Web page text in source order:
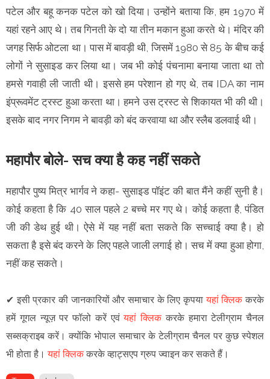
पटेल और बहू कनक पटेल को खो दिया। उन्होंने बताया कि, हम 1970 में
यहां रहने आए थे। तब गिनती के दो या तीन मकान हुआ करते थे। मंदिर की
जगह सिर्फ ओटला था। पास में बावड़ी थी, जिसमें 1980 से 85 के बीच कई
लोगों ने सुसाइड कर लिया था। जब भी कोई पंचनामा बनाया जाता था तो
हमसे गवाही ली जाती थी। इससे हम परेशान हो गए थे, तब IDA का नाम
इंप्रूवमेंट ट्रस्ट हुआ करता था। हमने उस ट्रस्ट से शिकायत भी की थी।
इसके बाद नगर निगम ने बावड़ी को बंद करवाया था और स्लैब डलवाई थी।
महापौर बोले- सच क्या है कह नहीं सकते
महापौर पुष्य मित्र भार्गव ने कहा- सुसाइड पॉइंट की बात मैंने कहीं सुनी है।
कोई कहता है कि 40 साल पहले 2 बच्चे मर गए थे। कोई कहता है, पंडित
जी की डेथ हुई थी। ऐसे में यह नहीं बता सकते कि सच्चाई क्या है। हो
सकता है इसे बंद करने के लिए पहले जाली लगाई हो। सच में क्या हुआ होगा,
नहीं कह सकते।
✔ इसी प्रकार की जानकारियों और समाचार के लिए कृपयायहां क्लिक करके
हमें गूगल न्यूज़ पर फॉलो करें एवंयहां क्लिक करके हमारा टेलीग्राम चैनल
सब्सक्राइब करें। क्योंकि भोपाल समाचार के टेलीग्राम चैनल पर कुछ स्पेशल
भी होता है।यहां क्लिककरके व्हाट्सएप ग्रुप ज्वाइन कर सकते हैं।